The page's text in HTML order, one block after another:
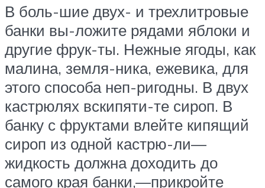
В боль-шие двух- и трехлитровые
банки вы-ложите рядами яблоки и
другие фрук-ты. Нежные ягоды, как
малина, земля-ника, ежевика, для
этого способа неп-ригодны. В двух
кастрюлях вскипяти-те сироп. В
банку с фруктами влейте кипящий
сироп из одной кастрю-ли—
жидкость должна доходить до
самого края банки,—прикройте